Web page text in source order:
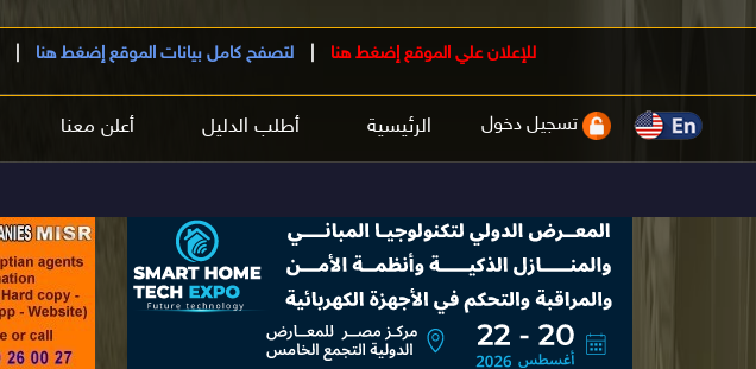
للإعلان علي الموقع إضغط هنا لتصفح كامل بيانات الموقع إضغط هنا
الرئيسية أطلب الدليل أعلن معنا تسجيل دخول